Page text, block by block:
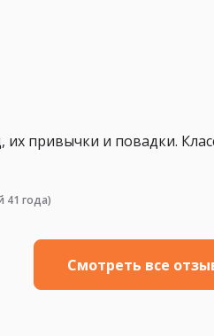
привычки и повадки.
41 года)
Смотреть все